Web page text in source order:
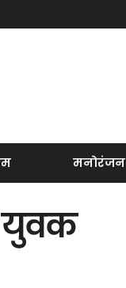
मनोरंजन
युवक